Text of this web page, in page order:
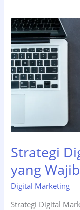
Website
Surabaya
untuk
Bisnis
Pemula
Strategi
yang
Digital Marketing
Strategi Digital